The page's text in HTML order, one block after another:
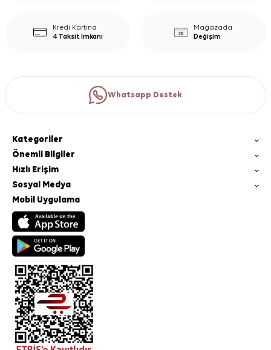
Kredi Kartına
4 Taksit İmkanı
Mağazada
Değişim
Whatsapp Destek
Kategoriler
Önemli Bilgiler
Hızlı Erişim
Sosyal Medya
Mobil Uygulama